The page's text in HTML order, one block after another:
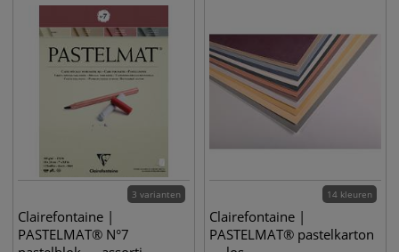
3 varianten
Clairefontaine |
PASTELMAT® N°7
14 kleuren
Clairefontaine |
PASTELMAT® pastelkarton